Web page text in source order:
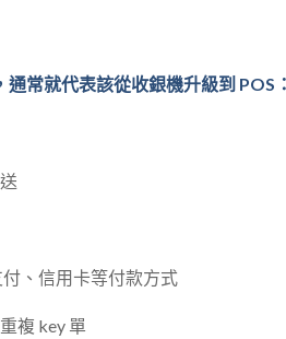
常就代表該從收銀機升級到 POS：
、信用卡等付款方式
複 key 單